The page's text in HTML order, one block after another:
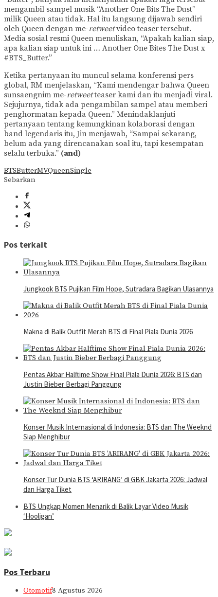
mengambil sampel musik “Another One Bits The Dust”
milik Queen atau tidak. Hal itu langsung dijawab sendiri
oleh Queen dengan me-retweetvideo teaser tersebut.
Media sosial resmi Queen menuliskan, “Apakah kalian siap,
apa kalian siap untuk ini … Another One Bites The Dust x
#BTS_Butter.”
Ketika pertanyaan itu muncul selama konferensi pers
global, RM menjelaskan, “Kami mendengar bahwa Queen
sunsaengnim me-retweetteaser kami dan itu menjadi viral.
Sejujurnya, tidak ada pengambilan sampel atau memberi
penghormatan kepada Queen.” Menindaklanjuti
pertanyaan tentang kemungkinan kolaborasi dengan
band legendaris itu, Jin menjawab, “Sampai sekarang,
belum ada yang direncanakan soal itu, tapi kesempatan
selalu terbuka.” (and)
BTSButterMVQueenSingle
Sebarkan
Pos terkait
Jungkook BTS Pujikan Film Hope, Sutradara Bagikan Ulasannya
Makna di Balik Outfit Merah BTS di Final Piala Dunia 2026
Pentas Akbar Halftime Show Final Piala Dunia 2026: BTS dan
Justin Bieber Berbagi Panggung
Konser Musik Internasional di Indonesia: BTS dan The Weeknd
Siap Menghibur
Konser Tur Dunia BTS ‘ARIRANG’ di GBK Jakarta 2026: Jadwal
dan Harga Tiket
BTS Ungkap Momen Menarik di Balik Layar Video Musik
‘Hooligan’
Pos Terbaru
Otomotif8 Agustus 2026